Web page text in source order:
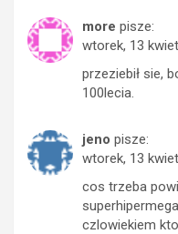
more pisze:
wtorek, 13
przeziebił sie,
100lecia.
jeno pisze:
wtorek, 13
cos trzeba
czlowiekiem